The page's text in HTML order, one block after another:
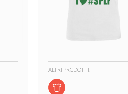
ALTRI PRODOTTI: